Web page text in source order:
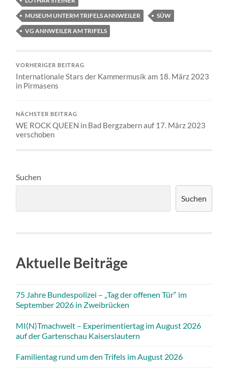
MUSEUM UNTERM TRIFELS ANNWEILER
SÜW
VG ANNWEILER AM TRIFELS
VORHERIGER BEITRAG
Internationale Stars der Kammermusik am 18. März 2023
in Pirmasens
NÄCHSTER BEITRAG
WE ROCK QUEEN in Bad Bergzabern auf 17. März 2023
verschoben
Suchen
Suchen
Aktuelle Beiträge
75 Jahre Bundespolizei – „Tag der offenen Tür“ im
September 2026 in Zweibrücken
MI(N)Tmachwelt – Experimentiertag im August 2026
auf der Gartenschau Kaiserslautern
Familientag rund um den Trifels im August 2026